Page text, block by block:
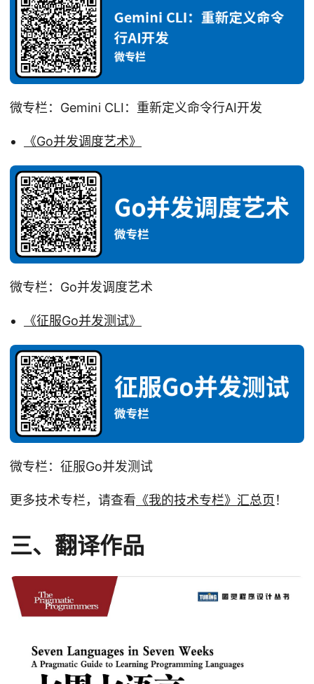
微专栏：Gemini CLI：重新定义命令行AI开发
《Go并发调度艺术》
微专栏：Go并发调度艺术
《征服Go并发测试》
微专栏：征服Go并发测试
更多技术专栏，请查看 《我的技术专栏》汇总页！
三、翻译作品